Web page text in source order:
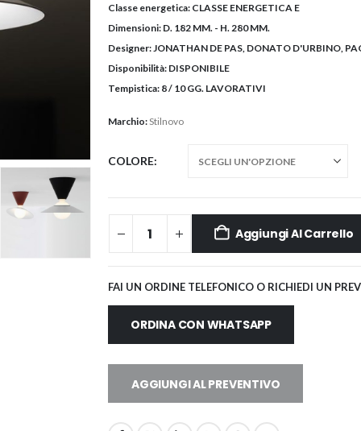
Classe energetica: CLASSE ENERGETICA E
Dimensioni: D. 182 MM. - H. 280 MM.
Designer: JONATHAN DE PAS, DONATO D'URBINO,
Disponibilità: DISPONIBILE
Tempistica: 8 / 10 GG. LAVORATIVI
Marchio:Stilnovo
COLORE
Aggiungi Al Carrello
FAI UN ORDINE TELEFONICO O RICHIEDI UN
ORDINA CON WHATSAPP
AGGIUNGI AL PREVENTIVO